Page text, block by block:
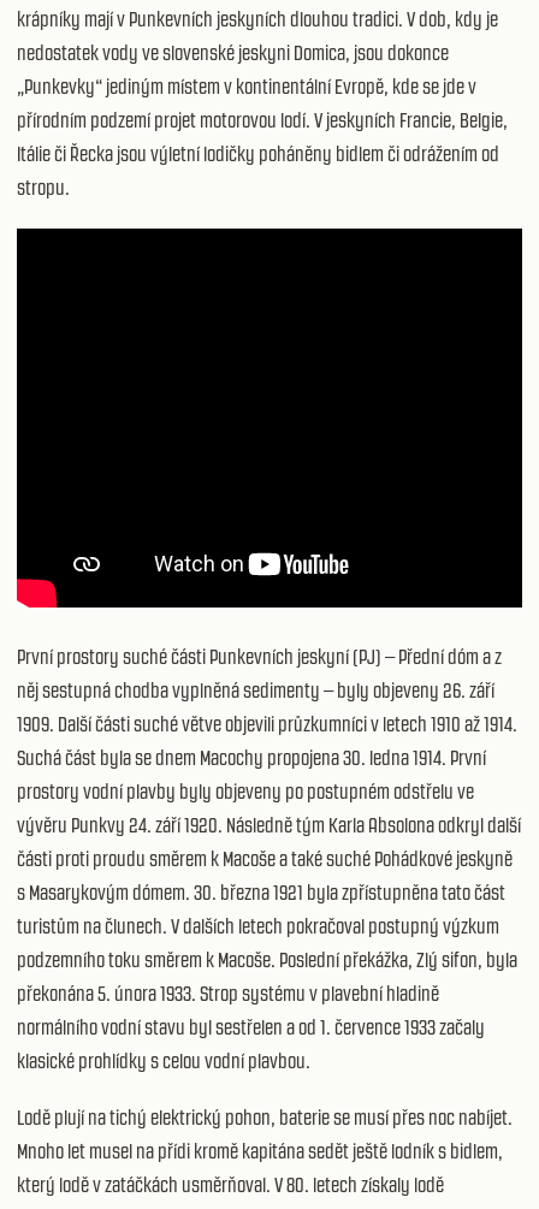
krápníky mají v Punkevních jeskyních dlouhou tradici. V dob, kdy je
nedostatek vody ve slovenské jeskyni Domica, jsou dokonce
„Punkevky“ jediným místem v kontinentální Evropě, kde se jde v
přírodním podzemí projet motorovou lodí. V jeskyních Francie, Belgie,
Itálie či Řecka jsou výletní lodičky poháněny bidlem či odrážením od
stropu.
První prostory suché části Punkevních jeskyní (PJ) – Přední dóm a z
něj sestupná chodba vyplněná sedimenty – byly objeveny 26. září
1909. Další části suché větve objevili průzkumníci v letech 1910 až 1914.
Suchá část byla se dnem Macochy propojena 30. ledna 1914. První
prostory vodní plavby byly objeveny po postupném odstřelu ve
vývěru Punkvy 24. září 1920. Následně tým Karla Absolona odkryl další
části proti proudu směrem k Macoše a také suché Pohádkové jeskyně
s Masarykovým dómem. 30. března 1921 byla zpřístupněna tato část
turistům na člunech. V dalších letech pokračoval postupný výzkum
podzemního toku směrem k Macoše. Poslední překážka, Zlý sifon, byla
překonána 5. února 1933. Strop systému v plavební hladině
normálního vodní stavu byl sestřelen a od 1. července 1933 začaly
klasické prohlídky s celou vodní plavbou.
Lodě plují na tichý elektrický pohon, baterie se musí přes noc nabíjet.
Mnoho let musel na přídi kromě kapitána sedět ještě lodník s bidlem,
který lodě v zatáčkách usměrňoval. V 80. letech získaly lodě